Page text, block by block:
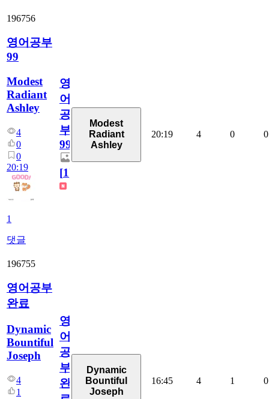
196756
영어공부
99
Modest
Radiant
Ashley
4
0
0
20:19
1
댓글
영
어
공
부
99
[1]
Modest
Radiant
Ashley
20:19 4 0 0
196755
영어공부
완료
Dynamic
Bountiful
Joseph
4
1
영
어
공
부
완
Dynamic
Bountiful
Joseph
16:45 4 1 0